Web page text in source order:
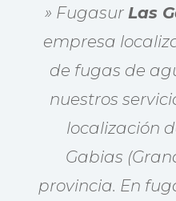
» FugasurLas
empresa
de fugas de
nuestros
localización
Gabias
provincia. En